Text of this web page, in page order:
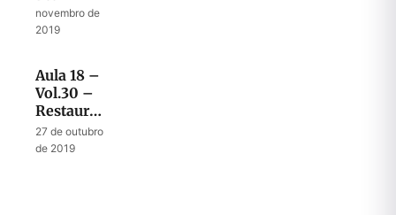
com o
retorno
novembro de
2019
Aula 18 –
Vol.30 –
Restauração
depende
do
27 de outubro
de 2019